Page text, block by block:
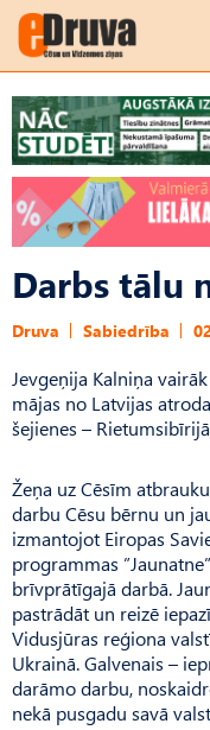
Darbs tālu
Druva Sabiedrība
Jevgeņija Kalniņa
mājas no Latvijas
šejienes –
Žeņa uz Cēsīm
darbu Cēsu bērnu un
izmantojot Eiropas
programmas
brīvprātīgajā darbā.
pastrādāt un reizē
Vidusjūras reģiona
Ukrainā. Galvenais –
darāmo darbu,
nekā pusgadu savā